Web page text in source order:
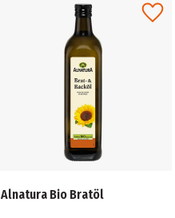
Alnatura Bio Bratöl